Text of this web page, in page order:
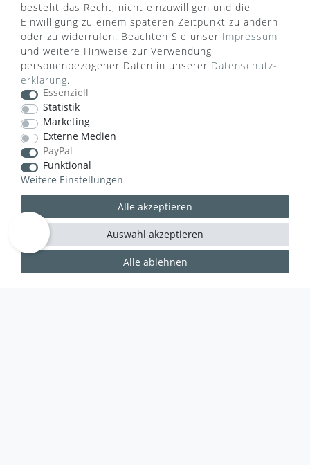
ZAHLUNGSARTEN
VERSANDART
besteht das Recht, nicht einzuwilligen und die
Einwilligung zu einem späteren Zeitpunkt zu ändern
oder zu widerrufen. Beachten Sie unser Impressum
und weitere Hinweise zur Verwendung
personenbezogener Daten in unserer Daten­schutz­
erklärung.
Essenziell
Statistik
Marketing
Externe Medien
PayPal
Funktional
Weitere Einstellungen
Alle akzeptieren
Alle ablehnen
Auswahl akzeptieren